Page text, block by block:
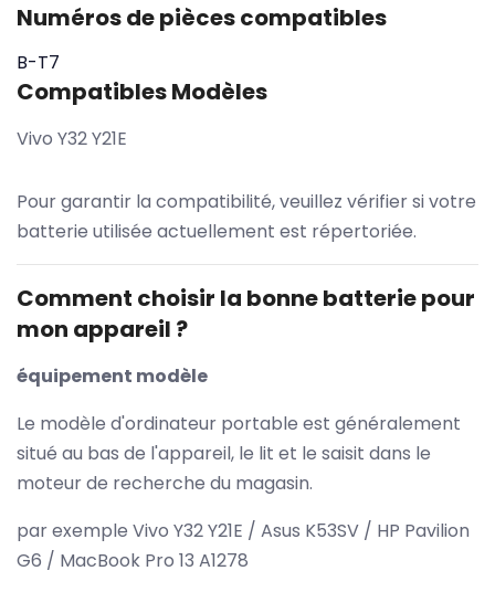
Numéros de pièces compatibles
B-T7
Compatibles Modèles
Vivo Y32 Y21E
Pour garantir la compatibilité, veuillez vérifier si votre
batterie utilisée actuellement est répertoriée.
Comment choisir la bonne batterie pour
mon appareil ?
équipement modèle
Le modèle d'ordinateur portable est généralement
situé au bas de l'appareil, le lit et le saisit dans le
moteur de recherche du magasin.
par exemple Vivo Y32 Y21E / Asus K53SV / HP Pavilion
G6 / MacBook Pro 13 A1278